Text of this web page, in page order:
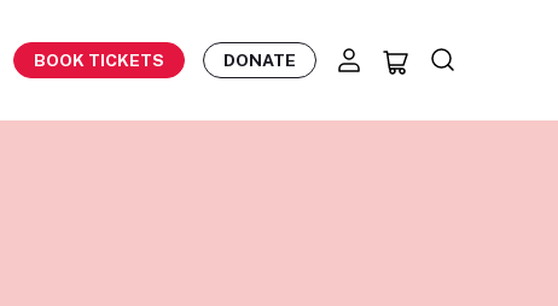
BOOK TICKETS DONATE